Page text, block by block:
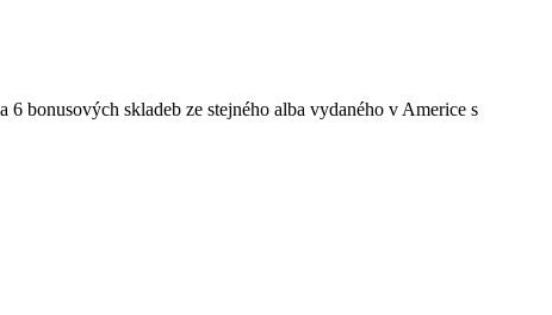
bonusových skladeb ze stejného alba vydaného v Americe s